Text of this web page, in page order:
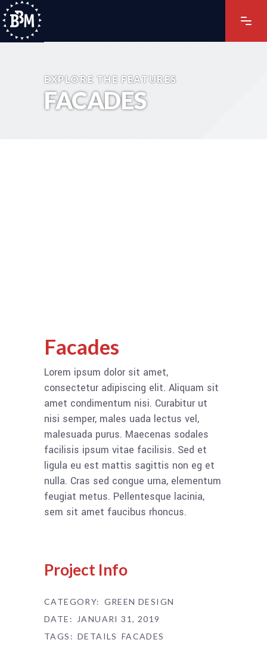
EXPLORE THE FEATURES
FACADES
Facades
Lorem ipsum dolor sit amet,
consectetur adipiscing elit. Aliquam sit
amet condimentum nisi. Curabitur ut
nisi semper, males uada lectus vel,
malesuada purus. Maecenas sodales
facilisis ipsum vitae facilisis. Sed et
ligula eu est mattis sagittis non eg et
nulla. Cras sed congue urna, elementum
feugiat metus. Pellentesque lacinia,
sem sit amet faucibus rhoncus.
Project Info
CATEGORY: GREEN DESIGN
DATE:
JANUARI 31, 2019
TAGS: DETAILS FACADES